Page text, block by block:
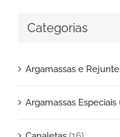
Categorias
Argamassas e
Argamassas Especiais